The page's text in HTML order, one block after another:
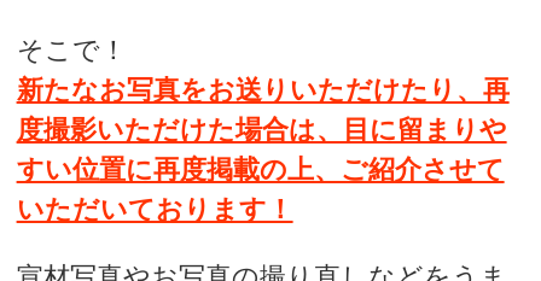
そこで！
新たなお写真をお送りいただけたり、再
度撮影いただけた場合は、目に留まりや
すい位置に再度掲載の上、ご紹介させて
いただいております！